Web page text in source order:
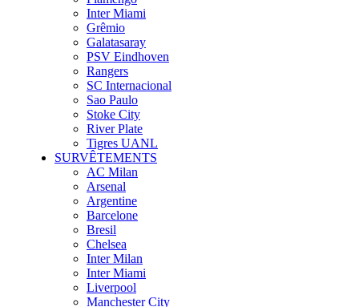
Inter Miami
Grêmio
Galatasaray
PSV Eindhoven
Rangers
SC Internacional
Sao Paulo
Stoke City
River Plate
Tigres UANL
SURVÊTEMENTS
AC Milan
Arsenal
Argentine
Barcelone
Bresil
Chelsea
Inter Milan
Inter Miami
Liverpool
Manchester City